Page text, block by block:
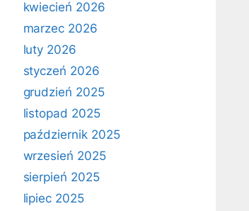
kwiecień 2026
marzec 2026
luty 2026
styczeń 2026
grudzień 2025
listopad 2025
październik 2025
wrzesień 2025
sierpień 2025
lipiec 2025